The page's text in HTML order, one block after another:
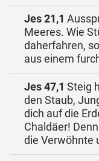
Jes 21,1
Meeres. Wie
daherfahren,
aus einem
Jes 47,1 Steig
den Staub,
dich auf die
Chaldäer!
die Verwöhnte